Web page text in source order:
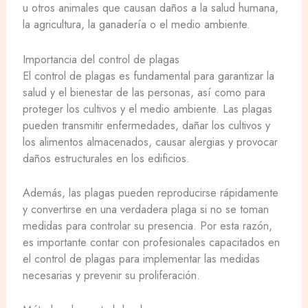
u otros animales que causan daños a la salud humana,
la agricultura, la ganadería o el medio ambiente.
Importancia del control de plagas
El control de plagas es fundamental para garantizar la
salud y el bienestar de las personas, así como para
proteger los cultivos y el medio ambiente. Las plagas
pueden transmitir enfermedades, dañar los cultivos y
los alimentos almacenados, causar alergias y provocar
daños estructurales en los edificios.
Además, las plagas pueden reproducirse rápidamente
y convertirse en una verdadera plaga si no se toman
medidas para controlar su presencia. Por esta razón,
es importante contar con profesionales capacitados en
el control de plagas para implementar las medidas
necesarias y prevenir su proliferación.